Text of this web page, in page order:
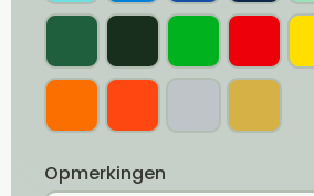
Opmerkingen